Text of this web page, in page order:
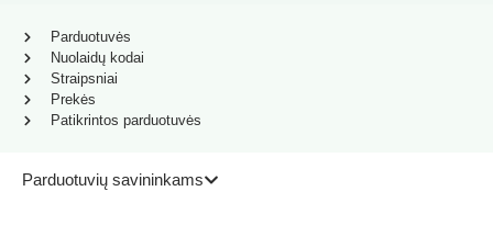
Parduotuvių savininkams
Parduotuvės
Nuolaidų kodai
Straipsniai
Prekės
Patikrintos parduotuvės